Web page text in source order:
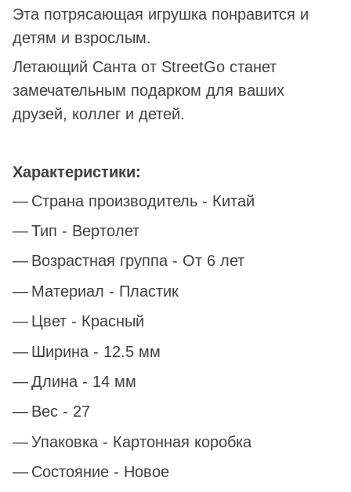
Эта потрясающая игрушка понравится и
детям и взрослым.
Летающий Санта от StreetGo станет
замечательным подарком для ваших
друзей, коллег и детей.
Характеристики:
Страна производитель - Китай
Тип - Вертолет
Возрастная группа - От 6 лет
Материал - Пластик
Цвет - Красный
Ширина - 12.5 мм
Длина - 14 мм
Вес - 27
Упаковка - Картонная коробка
Состояние - Новое